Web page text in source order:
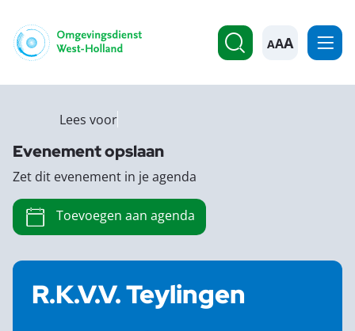
A
R.K.V.V. Teylingen
Lees voor
Evenement opslaan
Zet dit evenement in je agenda
Toevoegen aan agenda